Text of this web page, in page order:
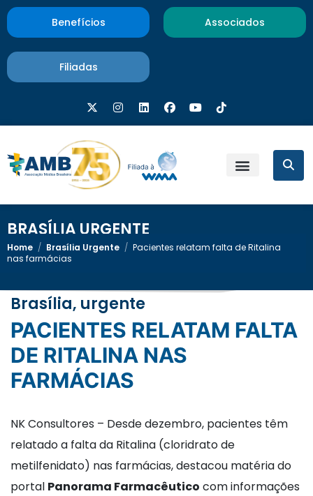
Benefícios Associados
Filiadas
BRASÍLIA URGENTE
Home / Brasília Urgente / Pacientes relatam falta de Ritalina
nas farmácias
Brasília, urgente
PACIENTES RELATAM FALTA
DE RITALINA NAS
FARMÁCIAS
NK Consultores – Desde dezembro, pacientes têm
relatado a falta da Ritalina (cloridrato de
metilfenidato) nas farmácias, destacou matéria do
portal Panorama Farmacêutico com informações